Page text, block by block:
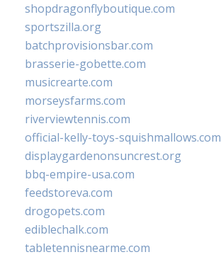
shopdragonflyboutique.com
sportszilla.org
batchprovisionsbar.com
brasserie-gobette.com
musicrearte.com
morseysfarms.com
riverviewtennis.com
official-kelly-toys-squishmallows.com
displaygardenonsuncrest.org
bbq-empire-usa.com
feedstoreva.com
drogopets.com
ediblechalk.com
tabletennisnearme.com